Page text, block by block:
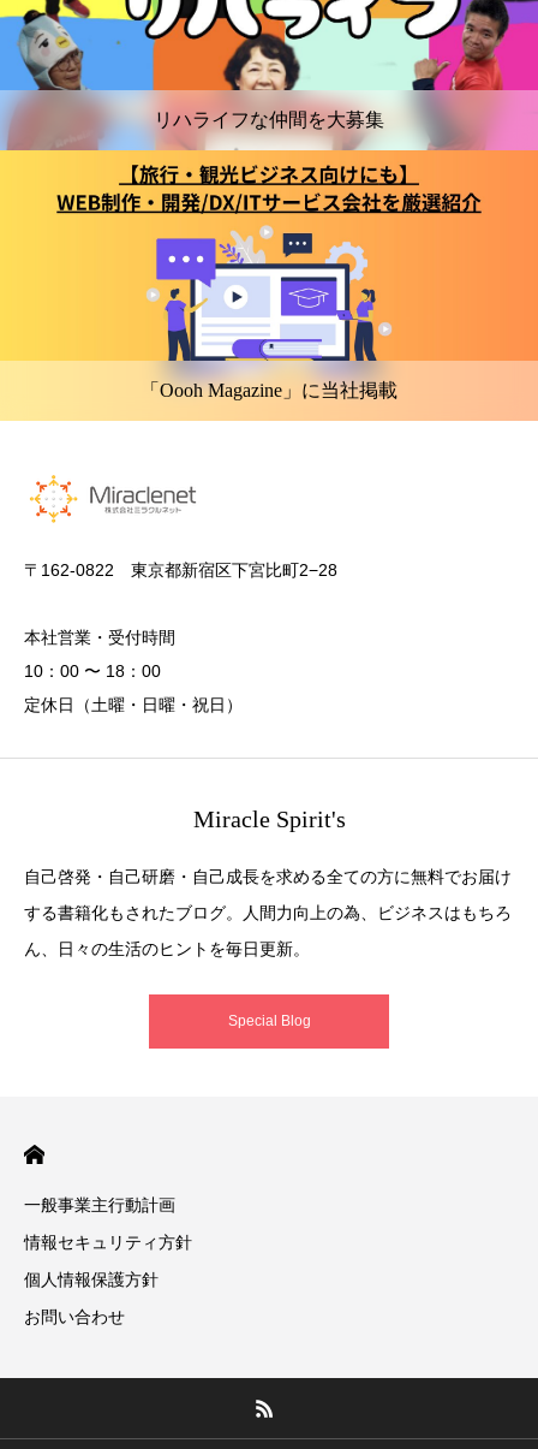
リハライフな仲間を大募集
「Oooh Magazine」に当社掲載
〒162-0822 東京都新宿区下宮比町2−28
本社営業・受付時間
10：00 〜 18：00
定休日（土曜・日曜・祝日）
Miracle Spirit's
自己啓発・自己研磨・自己成長を求める全ての方に無料でお届け
する書籍化もされたブログ。人間力向上の為、ビジネスはもちろ
ん、日々の生活のヒントを毎日更新。
Special Blog
一般事業主行動計画
情報セキュリティ方針
個人情報保護方針
お問い合わせ